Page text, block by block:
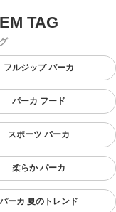
フルジップ パーカ
パーカ フード
スポーツ パーカ
柔らか パーカ
パーカ 夏のトレンド